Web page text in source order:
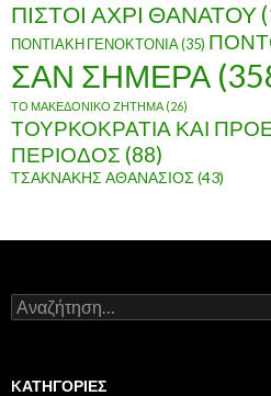
ΠΙΣΤΟΙ ΑΧΡΙ ΘΑΝΑΤΟΥ
ΠΟΝΤΙΑΚΗ ΓΕΝΟΚΤΟΝΙΑ(35)
ΣΑΝ ΣΗΜΕΡΑ
ΤΟ ΜΑΚΕΔΟΝΙΚΟ ΖΗΤΗΜΑ (26)
ΤΟΥΡΚΟΚΡΑΤΙΑ ΚΑΙ
ΠΕΡΙΟΔΟΣ (88)
ΤΣΑΚΝΑΚΗΣ ΑΘΑΝΑΣΙΟΣ (43)
Α
ν
ή
KΑΤΗΓΟΡΊΕΣ